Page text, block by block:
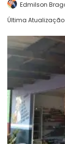
Edmilson
Última Atualização